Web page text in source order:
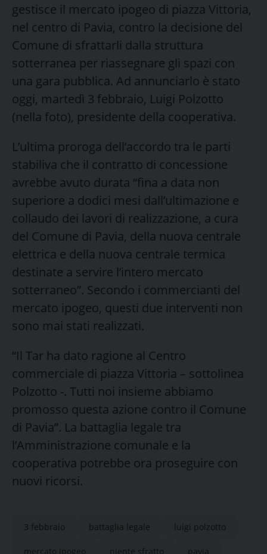
gestisce il mercato ipogeo di piazza Vittoria,
nel centro di Pavia, contro la decisione del
Comune di sfrattarli dalla struttura
sotterranea per riassegnare gli spazi con
una gara pubblica. Ad annunciarlo è stato
oggi, martedì 3 febbraio, Luigi Polzotto
(nella foto), presidente della cooperativa.
L’ultima proroga dell’accordo tra le parti
stabiliva che il contratto di concessione
avrebbe avuto durata “fina a data non
superiore a dodici mesi dall’ultimazione e
collaudo dei lavori di realizzazione, a cura
del Comune di Pavia, della nuova centrale
elettrica e della nuova centrale termica
destinate a servire l’intero mercato
sotterraneo”. Secondo i commercianti del
mercato ipogeo, questi due interventi non
sono mai stati realizzati.
“Il Tar ha dato ragione al Centro
commerciale di piazza Vittoria – sottolinea
Polzotto -. Tutti noi insieme abbiamo
promosso questa azione contro il Comune
di Pavia”. La battaglia legale tra
l’Amministrazione comunale e la
cooperativa potrebbe ora proseguire con
nuovi ricorsi.
3 febbraio battaglia legale luigi polzotto
mercato ipogeo niente sfratto pavia